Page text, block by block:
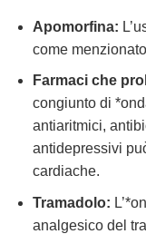
Apomorfina:
come
Farmaci che
congiunto di
antiaritmici,
antidepressivi
cardiache.
Tramadolo:
analgesico del